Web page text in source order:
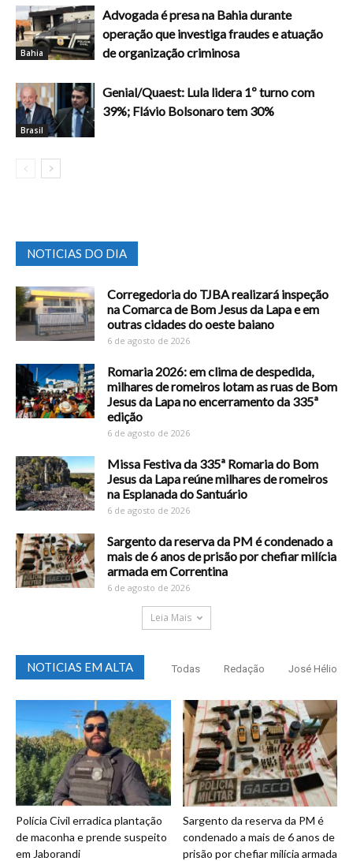
Bahia
Advogada é presa na Bahia durante
operação que investiga fraudes e atuação
de organização criminosa
Brasil
Genial/Quaest: Lula lidera 1º turno com
39%; Flávio Bolsonaro tem 30%
NOTICIAS DO DIA
Corregedoria do TJBA realizará inspeção
na Comarca de Bom Jesus da Lapa e em
outras cidades do oeste baiano
6 de agosto de 2026
Romaria 2026: em clima de despedida,
milhares de romeiros lotam as ruas de Bom
Jesus da Lapa no encerramento da 335ª
edição
6 de agosto de 2026
Missa Festiva da 335ª Romaria do Bom
Jesus da Lapa reúne milhares de romeiros
na Esplanada do Santuário
6 de agosto de 2026
Sargento da reserva da PM é condenado a
mais de 6 anos de prisão por chefiar milícia
armada em Correntina
6 de agosto de 2026
Leia Mais
NOTICIAS EM ALTA Todas Redação José Hélio
Polícia Civil erradica plantação
de maconha e prende suspeito
em Jaborandi
Sargento da reserva da PM é
condenado a mais de 6 anos de
prisão por chefiar milícia armada